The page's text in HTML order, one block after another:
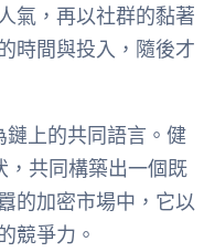
氣，再以社群的黏著
時間與投入，隨後才
鏈上的共同語言。健
，共同構築出一個既
的加密市場中，它以
競爭力。